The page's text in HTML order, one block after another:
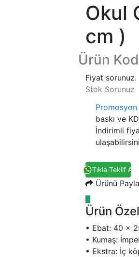
Okul
cm )
Ürün
Fiyat sorunuz.
Stok Sorunuz
baskı ve
İndirimli
Tıkla Teklif Al
Ürünü
Ürün
• Ebat: 40 x
• Kumaş:
• Ekstra: İç